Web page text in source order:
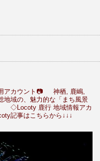
アカウント📷
神栖, 鹿嶋,
地域の、魅力的な「まち風景
◇Locoty 鹿行 地域情報アカ
記事はこちらから↓↓↓